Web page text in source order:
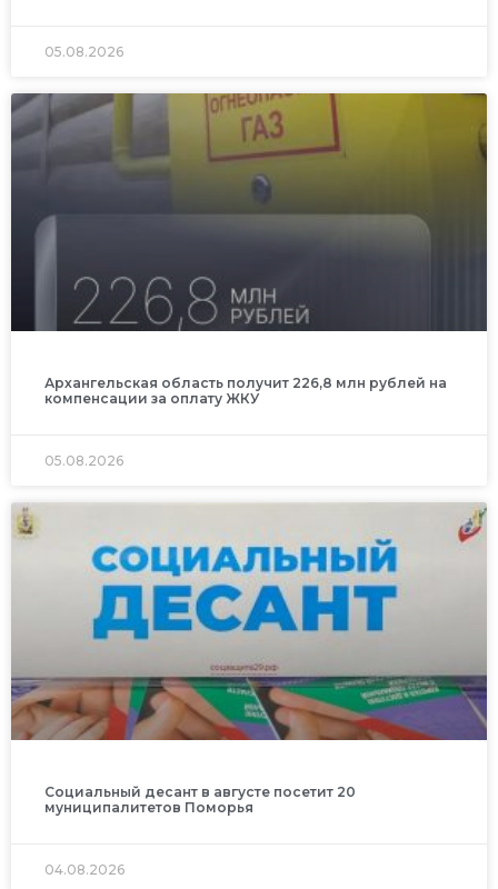
05.08.2026
Архангельская область получит 226,8 млн рублей на
компенсации за оплату ЖКУ
05.08.2026
Социальный десант в августе посетит 20
муниципалитетов Поморья
04.08.2026